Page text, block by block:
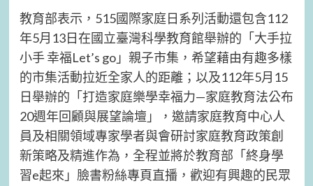
教育部表示，515國際家庭日系列活動還包含112
年5月13日在國立臺灣科學教育館舉辦的「大手拉
小手 幸福Let’s go」親子市集，希望藉由有趣多樣
的市集活動拉近全家人的距離；以及112年5月15
日舉辦的「打造家庭樂學幸福力—家庭教育法公布
20週年回顧與展望論壇」，邀請家庭教育中心人
員及相關領域專家學者與會研討家庭教育政策創
新策略及精進作為，全程並將於教育部「終身學
習e起來」臉書粉絲專頁直播，歡迎有興趣的民眾